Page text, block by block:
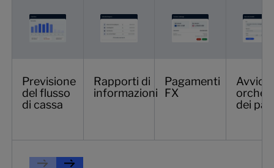
Previsione
del flusso
di cassa
Rapporti di
informazioni
Pagamenti
FX
Avvio e
dei